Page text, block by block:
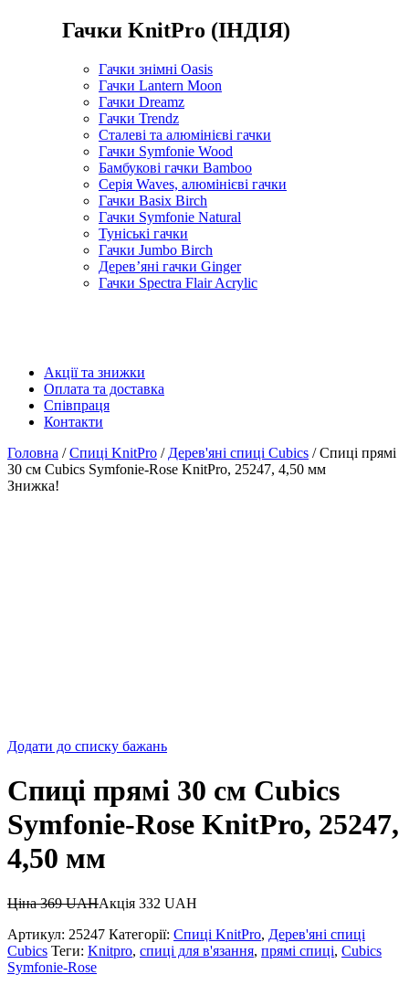
Гачки KnitPro (ІНДІЯ)
Гачки знімні Oasis
Гачки Lantern Moon
Гачки Dreamz
Гачки Trendz
Сталеві та алюмінієві гачки
Гачки Symfonie Wood
Бамбукові гачки Bamboo
Серія Waves, алюмінієві гачки
Гачки Basix Birch
Гачки Symfonie Natural
Туніські гачки
Гачки Jumbo Birch
Дерев’яні гачки Ginger
Гачки Spectra Flair Acrylic
Акції та знижки
Оплата та доставка
Співпраця
Контакти
Головна /Спиці KnitPro / Дерев'яні спиці Cubics / Спиці прямі
30 см Cubics Symfonie-Rose KnitPro, 25247, 4,50 мм
Знижка!
Додати до списку бажань
Спиці прямі 30 см Cubics
Symfonie-Rose KnitPro, 25247,
4,50 мм
Ціна369UAHАкція 332 UAH
Артикул: 25247 Категорії: Спиці KnitPro, Дерев'яні спиці
Cubics Теги: Knitpro, спиці для в'язання, прямі спиці, Cubics
Symfonie-Rose